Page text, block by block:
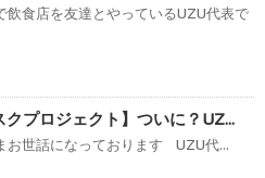
飲食店を友達とやっているUZU代表で
クプロジェクト】ついに？UZ...
お世話になっております UZU代...